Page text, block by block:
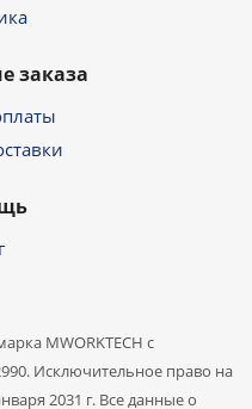
заказа
MWORKTECH с
Исключительное право на
2031 г. Все данные о